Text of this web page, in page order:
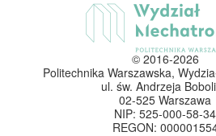
© 2016-2026
Politechnika Warszawska,
ul. św. Andrzeja
02-525 Warszawa
NIP: 525-000-58-34
REGON: